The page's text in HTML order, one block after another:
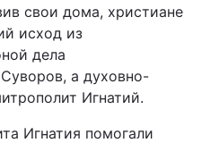
свои дома, христиане
исход из
дела
а духовно-
Игнатий.
Игнатия помогали